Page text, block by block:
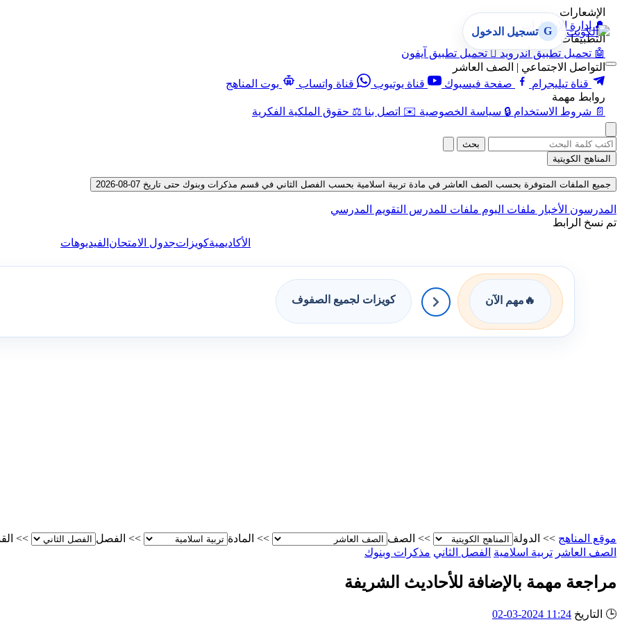
الإشعارات
🔔 إدارة الإشعارات
التطبيقات
🤖 تحميل تطبيق أندرويد  تحميل تطبيق آيفون
التواصل الاجتماعي | الصف العاشر
قناة تيليجرام
صفحة فيسبوك قناة يوتيوب قناة واتساب
بوت المناهج
روابط مهمة
📄 شروط الاستخدام 🔒 سياسة الخصوصية ✉️ اتصل بنا ⚖️ حقوق الملكية الفكرية
G تسجيل الدخول
بحث
المناهج الكويتية
جميع الملفات المتوفرة بحسب الصف العاشر في مادة تربية اسلامية بحسب الفصل الثاني في قسم مذكرات وبنوك حتى تاريخ 07-08-2026
المدرسون الأخبار ملفات اليوم ملفات للمدرس التقويم المدرسي
تم نسخ الرابط
الأكاديميةكويزاتجدول الامتحان الفيديوهات
🔥 مهم الآن كويزات لجميع الصفوف
موقع المناهج >> الدولة >> الصف >> المادة >> الفصل >>
الصف العاشر تربية اسلامية الفصل الثاني مذكرات وبنوك
مراجعة مهمة بالإضافة للأحاديث الشريفة
🕒 التاريخ 11:24 2024-03-02